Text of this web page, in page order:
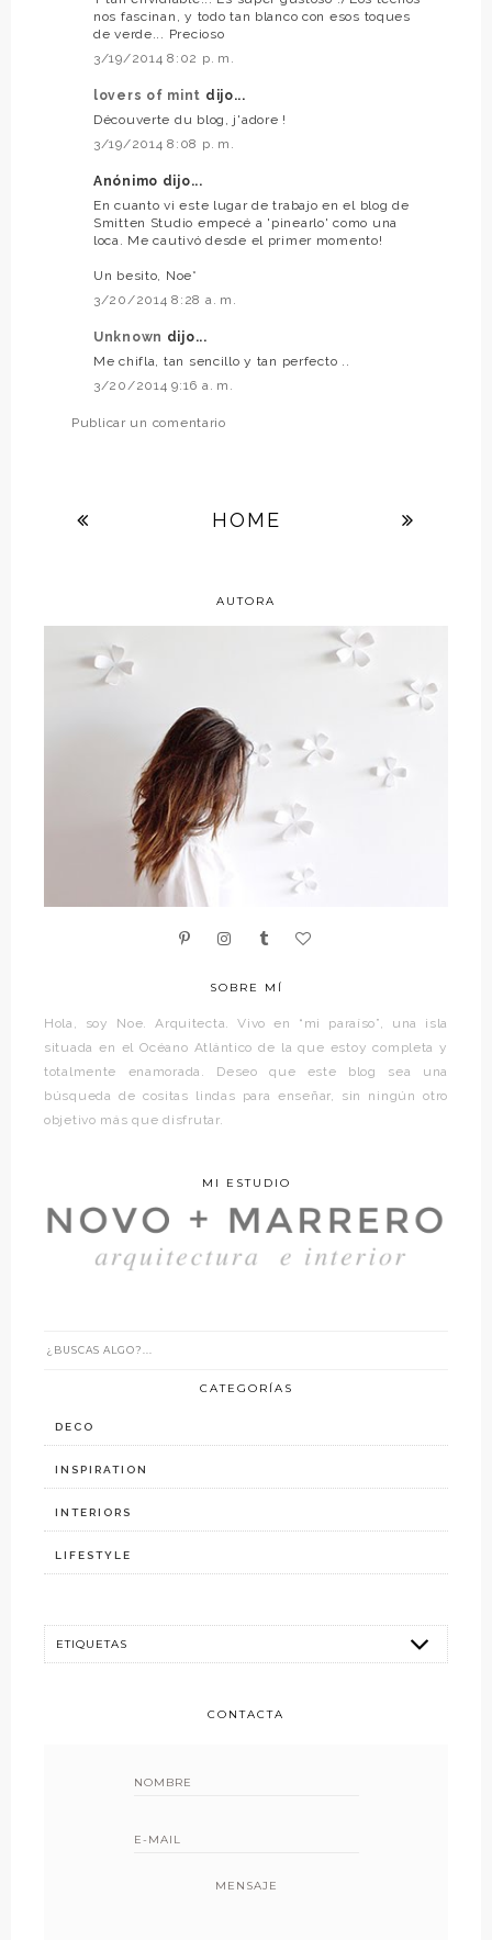
nos fascinan, y todo tan blanco con esos toques
de verde... Precioso
3/19/2014 8:02 p. m.
lovers of mint dijo...
Découverte du blog, j'adore !
3/19/2014 8:08 p. m.
Anónimo dijo...
En cuanto vi este lugar de trabajo en el blog de
Smitten Studio empecé a 'pinearlo' como una
loca. Me cautivó desde el primer momento!
Un besito, Noe*
3/20/2014 8:28 a. m.
Unknown dijo...
Me chifla, tan sencillo y tan perfecto ..
3/20/2014 9:16 a. m.
Publicar un comentario
HOME
AUTORA
SOBRE MÍ
Hola, soy Noe. Arquitecta. Vivo en “mi paraíso”, una isla
situada en el Océano Atlántico de la que estoy completa y
totalmente enamorada. Deseo que este blog sea una
búsqueda de cositas lindas para enseñar, sin ningún otro
objetivo más que disfrutar.
MI ESTUDIO
CATEGORÍAS
DECO
INSPIRATION
INTERIORS
LIFESTYLE
CONTACTA
MENSAJE